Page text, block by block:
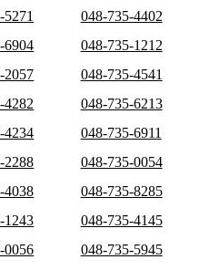
048-735-4402
6904
048-735-1212
2057
048-735-4541
4282
048-735-6213
4234
048-735-6911
2288
048-735-0054
4038
048-735-8285
1243
048-735-4145
0056
048-735-5945